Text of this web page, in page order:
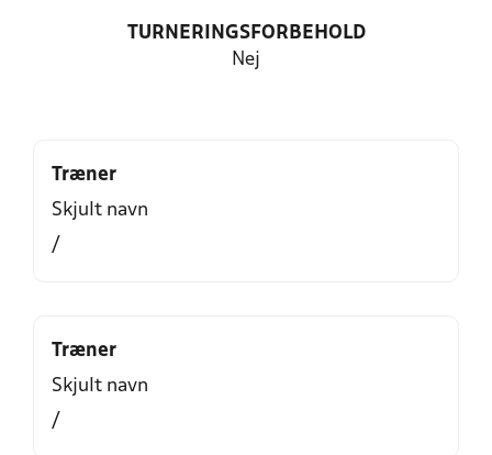
TURNERINGSFORBEHOLD
Nej
Træner
Skjult navn
/
Træner
Skjult navn
/